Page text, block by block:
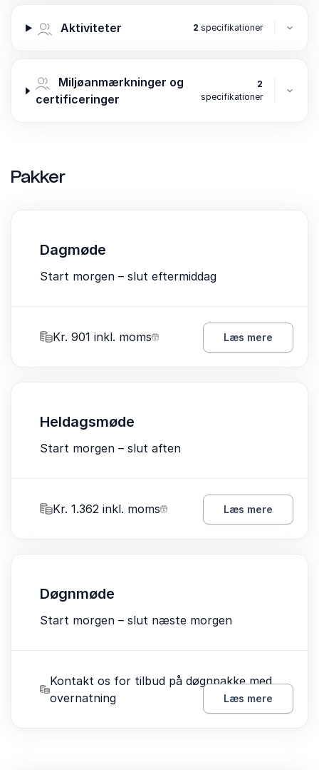
Aktiviteter 2 specifikationer
Miljøanmærkninger og
certificeringer
2
specifikationer
Pakker
Dagmøde
Start morgen – slut eftermiddag
Kr. 901 inkl. moms Læs mere
Heldagsmøde
Start morgen – slut aften
Kr. 1.362 inkl. moms Læs mere
Døgnmøde
Start morgen – slut næste morgen
Kontakt os for tilbud på døgnpakke med
overnatning
Læs mere